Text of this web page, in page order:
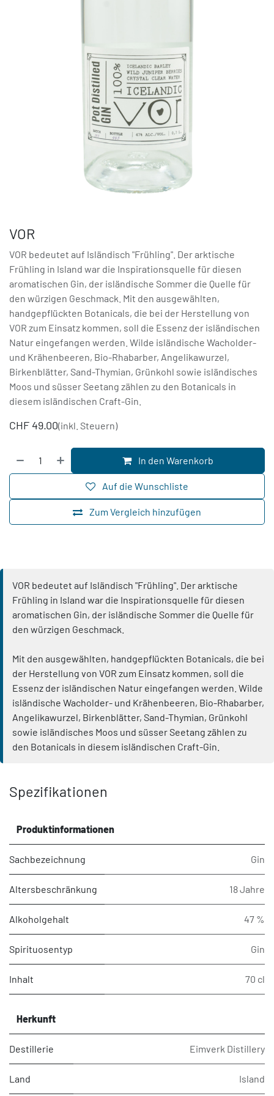
VOR
VOR bedeutet auf Isländisch "Frühling". Der arktische
Frühling in Island war die Inspirationsquelle für diesen
aromatischen Gin, der isländische Sommer die Quelle für
den würzigen Geschmack. Mit den ausgewählten,
handgepflückten Botanicals, die bei der Herstellung von
VOR zum Einsatz kommen, soll die Essenz der isländischen
Natur eingefangen werden. Wilde isländische Wacholder-
und Krähenbeeren, Bio-Rhabarber, Angelikawurzel,
Birkenblätter, Sand-Thymian, Grünkohl sowie isländisches
Moos und süsser Seetang zählen zu den Botanicals in
diesem isländischen Craft-Gin.
CHF 49.00(inkl. Steuern)
In den Warenkorb
Zum Vergleich hinzufügen
Auf die Wunschliste
VOR bedeutet auf Isländisch "Frühling". Der arktische
Frühling in Island war die Inspirationsquelle für diesen
aromatischen Gin, der isländische Sommer die Quelle für
den würzigen Geschmack.
Mit den ausgewählten, handgepflückten Botanicals, die bei
der Herstellung von VOR zum Einsatz kommen, soll die
Essenz der isländischen Natur eingefangen werden. Wilde
isländische Wacholder- und Krähenbeeren, Bio-Rhabarber,
Angelikawurzel, Birkenblätter, Sand-Thymian, Grünkohl
sowie isländisches Moos und süsser Seetang zählen zu
den Botanicals in diesem isländischen Craft-Gin.
Spezifikationen
Produktinformationen
Sachbezeichnung Gin
Altersbeschränkung 18 Jahre
Alkoholgehalt 47 %
Spirituosentyp Gin
Inhalt 70 cl
Herkunft
Destillerie Eimverk Distillery
Land Island